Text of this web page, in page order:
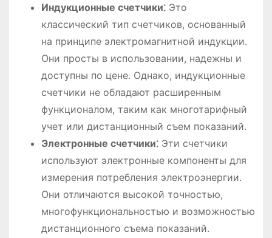
Индукционные счетчики⁚Это
классический тип счетчиков, основанный
на принципе электромагнитной индукции․
Они просты в использовании, надежны и
доступны по цене․ Однако, индукционные
счетчики не обладают расширенным
функционалом, таким как многотарифный
учет или дистанционный съем показаний․
Электронные счетчики⁚Эти счетчики
используют электронные компоненты для
измерения потребления электроэнергии․
Они отличаются высокой точностью,
многофункциональностью и возможностью
дистанционного съема показаний․